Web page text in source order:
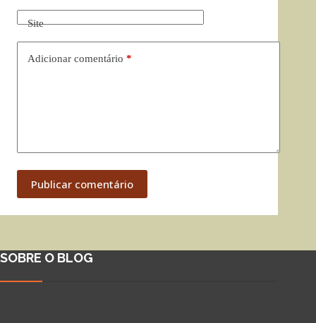
Site
Adicionar comentário *
Publicar comentário
SOBRE O BLOG